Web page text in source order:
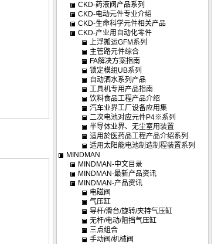
CKD-药液阀产品系列
CKD-电动元件专业介绍
CKD-生命科学元件相关产品
CKD-产业用自动化零件
上浮搬运GFM系列
主管路元件综合
FA解决方案指南
锁定模组UB系列
自动洒水系列产品
工具机专用产品指南
饮料食品工程产品介绍
汽车业界工厂设备应用集
二次电池对应元件P4※系列
半导体业界、无尘室用装置
适用於医药品工程产品介绍系列
适用太阳能电池制造制程装置系列
MINDMAN
MINDMAN-中文目录
MINDMAN-最新产品资讯
MINDMAN-产品资讯
电磁阀
气压缸
导杆/滑台/旋转/夹持气压缸
无杆/电动/阻挡气压缸
三点组合
手动阀/机械阀